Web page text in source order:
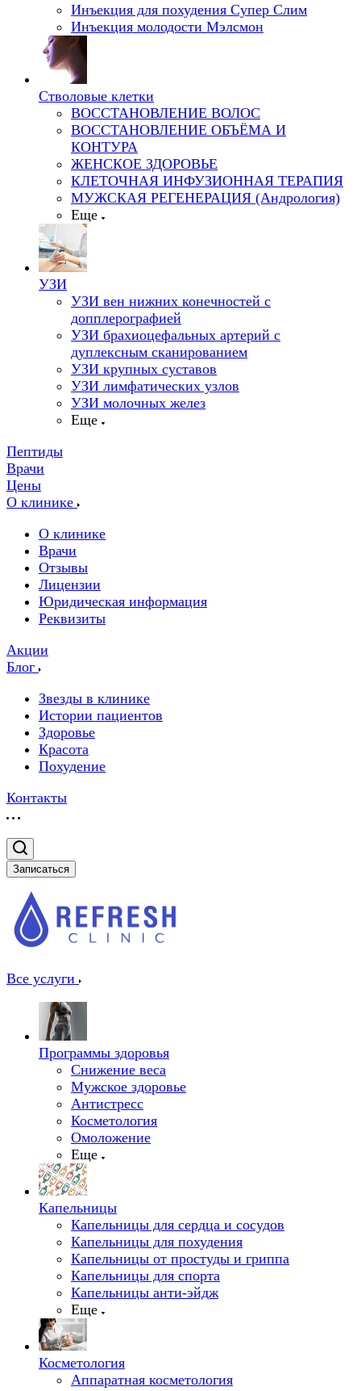
Инъекция для похудения Супер Слим
Инъекция молодости Мэлсмон
Стволовые клетки
ВОССТАНОВЛЕНИЕ ВОЛОС
ВОССТАНОВЛЕНИЕ ОБЪЁМА И
КОНТУРА
ЖЕНСКОЕ ЗДОРОВЬЕ
КЛЕТОЧНАЯ ИНФУЗИОННАЯ ТЕРАПИЯ
МУЖСКАЯ РЕГЕНЕРАЦИЯ (Андрология)
Еще
УЗИ
УЗИ вен нижних конечностей с
допплерографией
УЗИ брахиоцефальных артерий с
дуплексным сканированием
УЗИ крупных суставов
УЗИ лимфатических узлов
УЗИ молочных желез
Еще
Пептиды
Врачи
Цены
О клинике
О клинике
Врачи
Отзывы
Лицензии
Юридическая информация
Реквизиты
Акции
Блог
Звезды в клинике
Истории пациентов
Здоровье
Красота
Похудение
Контакты
Записаться
Все услуги
Программы здоровья
Снижение веса
Мужское здоровье
Антистресс
Косметология
Омоложение
Еще
Капельницы
Капельницы для сердца и сосудов
Капельницы для похудения
Капельницы от простуды и гриппа
Капельницы для спорта
Капельницы анти-эйдж
Еще
Косметология
Аппаратная косметология